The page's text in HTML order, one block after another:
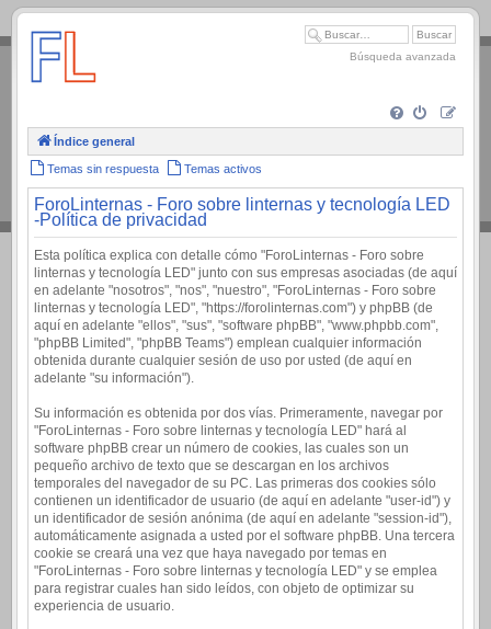
.
Búsqueda avanzada
Índice general
Temas sin respuesta Temas activos
ForoLinternas - Foro sobre linternas y tecnología LED
-Política de privacidad
Esta política explica con detalle cómo "ForoLinternas - Foro sobre
linternas y tecnología LED" junto con sus empresas asociadas (de aquí
en adelante "nosotros", "nos", "nuestro", "ForoLinternas - Foro sobre
linternas y tecnología LED", "https://forolinternas.com") y phpBB (de
aquí en adelante "ellos", "sus", "software phpBB", "www.phpbb.com",
"phpBB Limited", "phpBB Teams") emplean cualquier información
obtenida durante cualquier sesión de uso por usted (de aquí en
adelante "su información").
Su información es obtenida por dos vías. Primeramente, navegar por
"ForoLinternas - Foro sobre linternas y tecnología LED" hará al
software phpBB crear un número de cookies, las cuales son un
pequeño archivo de texto que se descargan en los archivos
temporales del navegador de su PC. Las primeras dos cookies sólo
contienen un identificador de usuario (de aquí en adelante "user-id") y
un identificador de sesión anónima (de aquí en adelante "session-id"),
automáticamente asignada a usted por el software phpBB. Una tercera
cookie se creará una vez que haya navegado por temas en
"ForoLinternas - Foro sobre linternas y tecnología LED" y se emplea
para registrar cuales han sido leídos, con objeto de optimizar su
experiencia de usuario.